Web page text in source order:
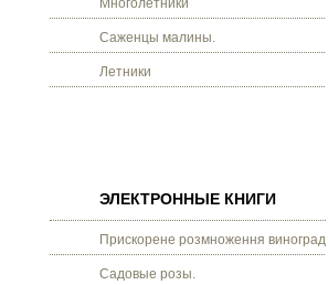
Многолетники
Саженцы малины.
Летники
ЭЛЕКТРОННЫЕ КНИГИ
Прискорене розмноження винограду.
Садовые розы.